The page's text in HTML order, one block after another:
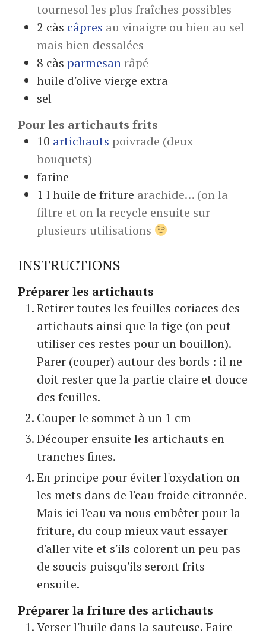
tournesol les plus fraîches possibles
2 càs câpres au vinaigre ou bien au sel
mais bien dessalées
8 càs parmesanrâpé
huile d'olive vierge extra
sel
Pour les artichauts frits
10 artichauts poivrade (deux
bouquets)
farine
1 lhuile de friture arachide… (on la
filtre et on la recycle ensuite sur
plusieurs utilisations
INSTRUCTIONS
Préparer les artichauts
Retirer toutes les feuilles coriaces des
artichauts ainsi que la tige (on peut
utiliser ces restes pour un bouillon).
Parer (couper) autour des bords : il ne
doit rester que la partie claire et douce
des feuilles.
Couper le sommet à un 1 cm
Découper ensuite les artichauts en
tranches fines.
En principe pour éviter l'oxydation on
les mets dans de l'eau froide citronnée.
Mais ici l'eau va nous embêter pour la
friture, du coup mieux vaut essayer
d'aller vite et s'ils colorent un peu pas
de soucis puisqu'ils seront frits
ensuite.
Préparer la friture des artichauts
Verser l'huile dans la sauteuse. Faire